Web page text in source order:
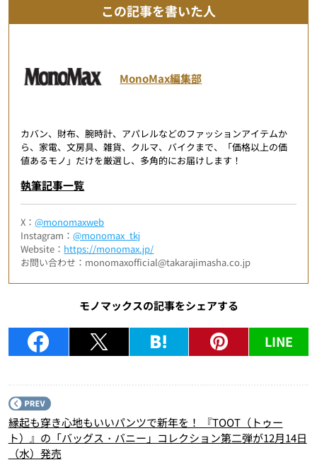
この記事を書いた人
MonoMax編集部
カバン、財布、腕時計、アパレルなどのファッションアイテムか
ら、家電、文房具、雑貨、クルマ、バイクまで、「価格以上の価
値あるモノ」だけを厳選し、多角的にお届けします！
執筆記事一覧
X：@monomaxweb
Instagram：@monomax_tkj
Website： https://monomax.jp/
お問い合わせ：monomaxofficial@takarajimasha.co.jp
モノマックスの記事をシェアする
LINE
縁起も穿き心地もいいパンツで新年を！ 『TOOT（トゥー
ト）』の「バッグス・バニー」コレクション第二弾が12月14日
（水）発売